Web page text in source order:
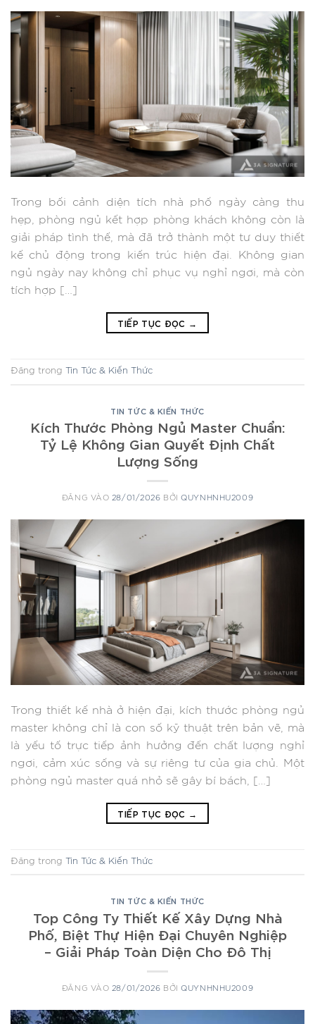
Trong bối cảnh diện tích nhà phố ngày càng thu
hẹp, phòng ngủ kết hợp phòng khách không còn là
giải pháp tình thế, mà đã trở thành một tư duy thiết
kế chủ động trong kiến trúc hiện đại. Không gian
ngủ ngày nay không chỉ phục vụ nghỉ ngơi, mà còn
tích hợp […]
TIẾP TỤC ĐỌC →
Đăng trong Tin Tức & Kiến Thức
TIN TỨC & KIẾN THỨC
Kích Thước Phòng Ngủ Master Chuẩn:
Tỷ Lệ Không Gian Quyết Định Chất
Lượng Sống
ĐĂNG VÀO 28/01/2026 BỞIQUYNHNHU2009
Trong thiết kế nhà ở hiện đại, kích thước phòng ngủ
master không chỉ là con số kỹ thuật trên bản vẽ, mà
là yếu tố trực tiếp ảnh hưởng đến chất lượng nghỉ
ngơi, cảm xúc sống và sự riêng tư của gia chủ. Một
phòng ngủ master quá nhỏ sẽ gây bí bách, […]
TIẾP TỤC ĐỌC →
Đăng trong Tin Tức & Kiến Thức
TIN TỨC & KIẾN THỨC
Top Công Ty Thiết Kế Xây Dựng Nhà
Phố, Biệt Thự Hiện Đại Chuyên Nghiệp
– Giải Pháp Toàn Diện Cho Đô Thị
ĐĂNG VÀO 28/01/2026 BỞIQUYNHNHU2009